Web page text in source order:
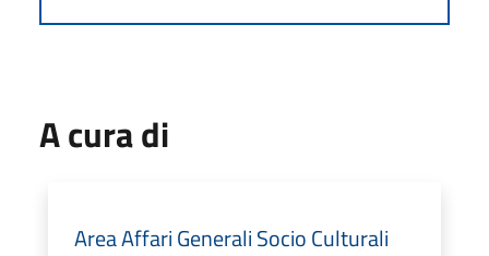
A cura di
Area Affari Generali Socio Culturali